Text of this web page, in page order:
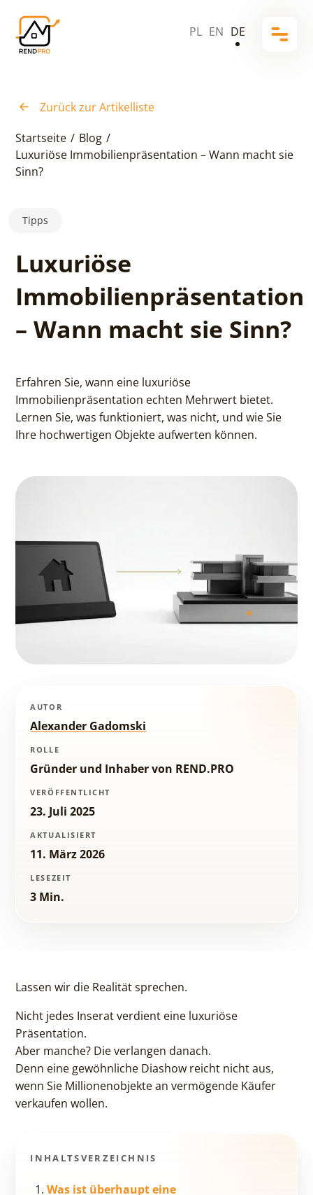
PL EN DE
Zurück zur Artikelliste
Startseite / Blog /
Luxuriöse Immobilienpräsentation – Wann macht sie
Sinn?
Tipps
Luxuriöse
Immobilienpräsentation
– Wann macht sie Sinn?
Erfahren Sie, wann eine luxuriöse
Immobilienpräsentation echten Mehrwert bietet.
Lernen Sie, was funktioniert, was nicht, und wie Sie
Ihre hochwertigen Objekte aufwerten können.
AUTOR
Alexander Gadomski
ROLLE
Gründer und Inhaber von REND.PRO
VERÖFFENTLICHT
23. Juli 2025
AKTUALISIERT
11. März 2026
LESEZEIT
3 Min.
Lassen wir die Realität sprechen.
Nicht jedes Inserat verdient eine luxuriöse
Präsentation.
Aber manche? Die verlangen danach.
Denn eine gewöhnliche Diashow reicht nicht aus,
wenn Sie Millionenobjekte an vermögende Käufer
verkaufen wollen.
INHALTSVERZEICHNIS
Was ist überhaupt eine